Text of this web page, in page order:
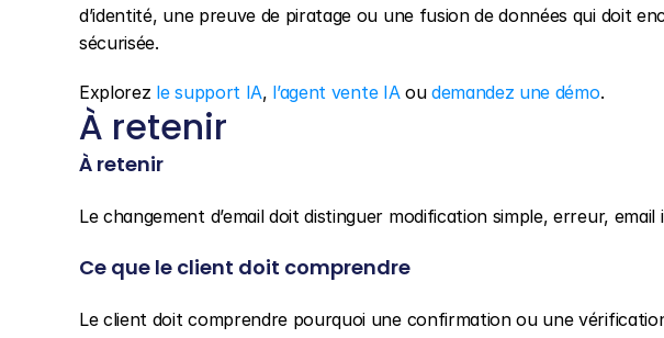
d’identité, une preuve de piratage ou une fusion de données qui doit
sécurisée.
Explorez le support IA, l’agent vente IA ou demandez une démo.
À retenir
À retenir
Le changement d’email doit distinguer modification simple, erreur,
Ce que le client doit comprendre
Le client doit comprendre pourquoi une confirmation ou une